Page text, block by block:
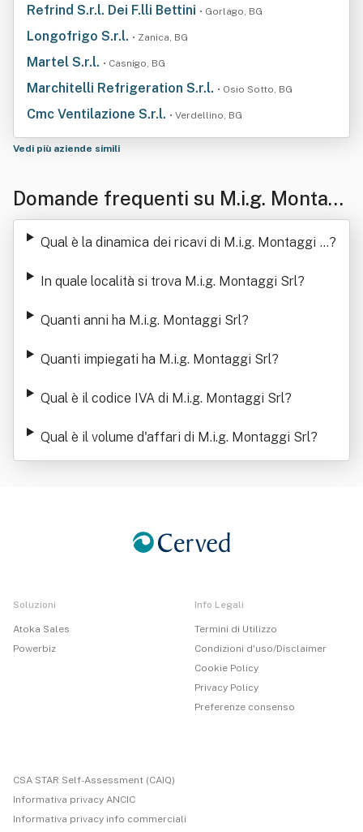
Refrind S.r.l. Dei F.lli Bettini • Gorlago, BG
Longofrigo S.r.l. • Zanica, BG
Martel S.r.l. • Casnigo, BG
Marchitelli Refrigeration S.r.l. • Osio Sotto, BG
Cmc Ventilazione S.r.l. • Verdellino, BG
Vedi più aziende simili
Domande frequenti su M.i.g. Montag
gi Srl
Qual è la dinamica dei ricavi di M.i.g. Montaggi S?
In quale località si trova M.i.g. Montaggi Srl?
Quanti anni ha M.i.g. Montaggi Srl?
Quanti impiegati ha M.i.g. Montaggi Srl?
Qual è il codice IVA di M.i.g. Montaggi Srl?
Qual è il volume d'affari di M.i.g. Montaggi Srl?
Soluzioni
Atoka Sales
Powerbiz
Info Legali
Termini di Utilizzo
Condizioni d'uso/Disclaimer
Cookie Policy
Privacy Policy
Preferenze consenso
CSA STAR Self-Assessment (CAIQ)
Informativa privacy ANCIC
Informativa privacy info commerciali